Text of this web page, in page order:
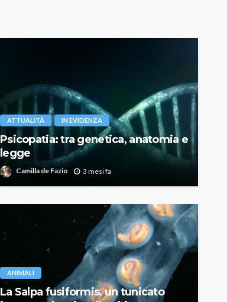
ATTUALITÀ IN EVIDENZA
Psicopatia: tra genetica, anatomia e
legge
Camilla de Fazio 3 mesi fa
ANIMALI
La Salpa fusiformis, un tunicato